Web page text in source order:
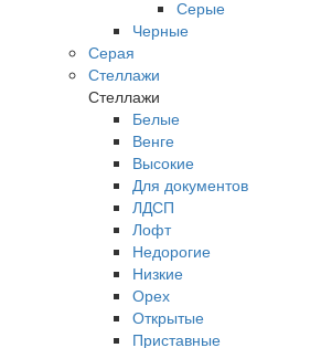
Серые
Черные
Серая
Стеллажи
Стеллажи
Белые
Венге
Высокие
Для документов
ЛДСП
Лофт
Недорогие
Низкие
Орех
Открытые
Приставные